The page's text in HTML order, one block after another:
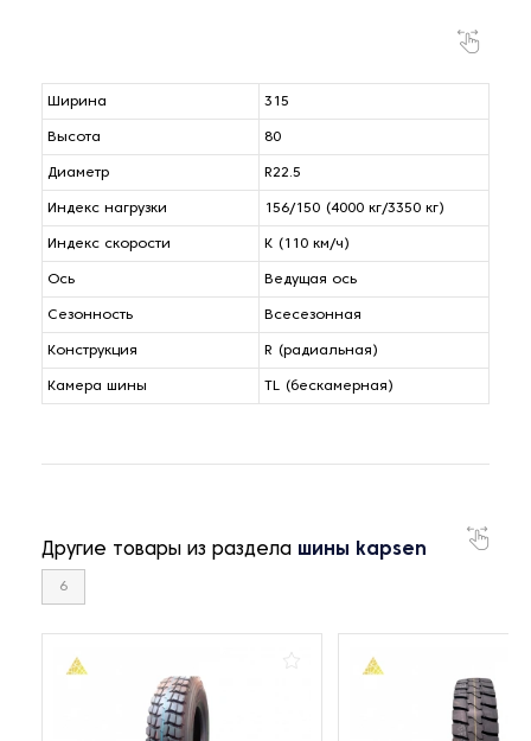
Ширина 315
Высота 80
Диаметр R22.5
Индекс нагрузки 156/150 (4000 кг/3350 кг)
Индекс скорости K (110 км/ч)
Ось Ведущая ось
Сезонность Всесезонная
Конструкция R (радиальная)
Камера шины TL (бескамерная)
Другие товары из раздела шины kapsen
6